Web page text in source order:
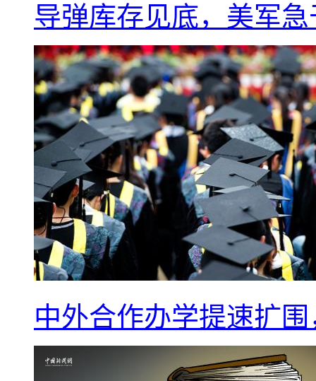
导弹库存见底，美军
中外合作办学提速扩